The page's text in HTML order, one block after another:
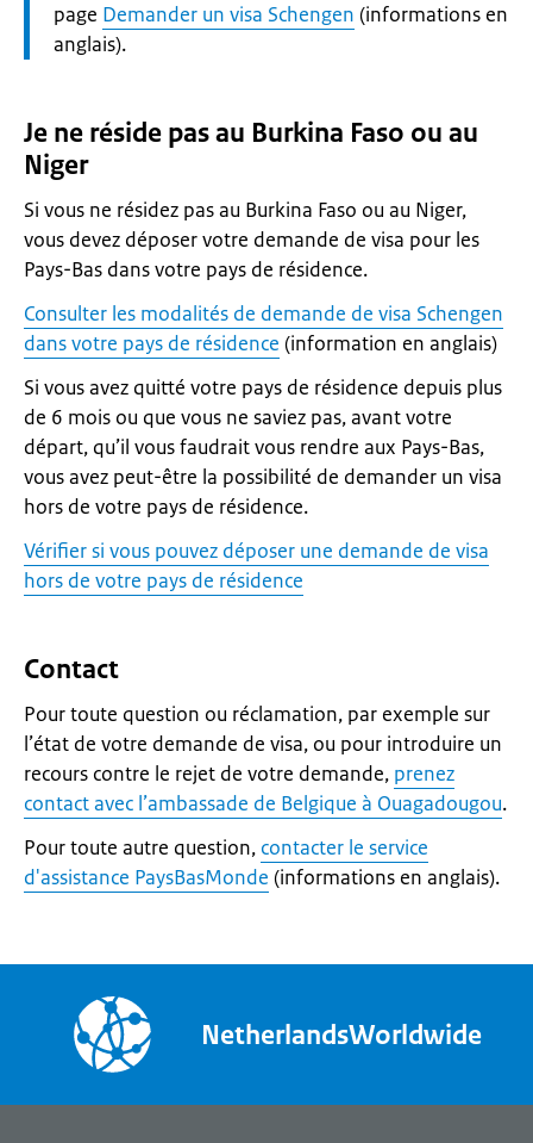
page Demander un visa Schengen (informations en
anglais).
Je ne réside pas au Burkina Faso ou au
Niger
Si vous ne résidez pas au Burkina Faso ou au Niger,
vous devez déposer votre demande de visa pour les
Pays-Bas dans votre pays de résidence.
Consulter les modalités de demande de visa Schengen
dans votre pays de résidence (information en anglais)
Si vous avez quitté votre pays de résidence depuis plus
de 6 mois ou que vous ne saviez pas, avant votre
départ, qu’il vous faudrait vous rendre aux Pays-Bas,
vous avez peut-être la possibilité de demander un visa
hors de votre pays de résidence.
Vérifier si vous pouvez déposer une demande de visa
hors de votre pays de résidence
Contact
Pour toute question ou réclamation, par exemple sur
l’état de votre demande de visa, ou pour introduire un
recours contre le rejet de votre demande, prenez
contact avec l’ambassade de Belgique à Ouagadougou.
Pour toute autre question, contacter le service
d'assistance PaysBasMonde (informations en anglais).
NetherlandsWorldwide